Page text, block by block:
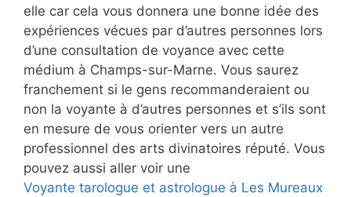
elle car cela vous donnera une bonne idée des
expériences vécues par d’autres personnes lors
d’une consultation de voyance avec cette
médium à Champs-sur-Marne. Vous saurez
franchement si le gens recommanderaient ou
non la voyante à d’autres personnes et s’ils sont
en mesure de vous orienter vers un autre
professionnel des arts divinatoires réputé. Vous
pouvez aussi aller voir une
Voyante tarologue et astrologue à Les Mureaux